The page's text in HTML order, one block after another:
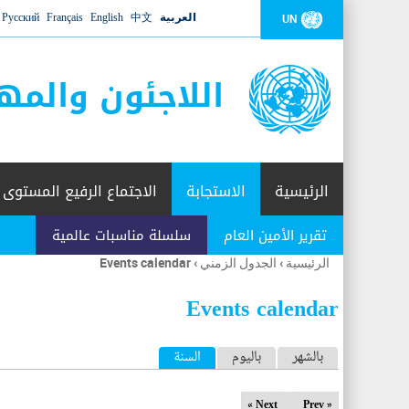
UN العربية 中文
English
Français
Русский
اللاجئون
الرئيسية الاستجابة
تقرير الأمين العام سلسلة مناسبات عالمية
الاجتماع الرفيع المستوى
أنت
هنا
الرئيسية › الجدول الزمني ›
Events calendar
Events calendar
ا
ل
بالشهر باليوم السنة (علامة التبويب النشطة)